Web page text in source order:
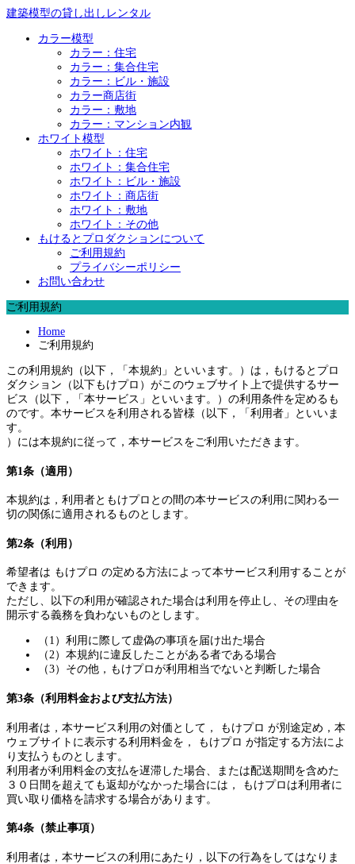
建築模型の貸し出しレンタル
カラー模型
カラー：住宅
カラー：集合住宅
カラー：ビル・施設
カラー商店街
カラー：敷地
カラー：マンション内観
ホワイト模型
ホワイト：住宅
ホワイト：集合住宅
ホワイト：ビル・施設
ホワイト：商店街
ホワイト：敷地
ホワイト：その他
もけるとプロダクションについて
ご利用規約
プライバシーポリシー
お問い合わせ
ご利用規約
Home
ご利用規約
この利用規約（以下，「本規約」といいます。）は，もけるとプロ
ダクション（以下もけプロ）がこのウェブサイト上で提供するサー
ビス（以下，「本サービス」といいます。）の利用条件を定めるも
のです。本サービスを利用される皆様（以下，「利用者」といいま
す。
）には本規約に従って，本サービスをご利用いただきます。
第1条（適用）
本規約は，利用者ともけプロとの間の本サービスの利用に関わる一
切の関係に適用されるものとします。
第2条（利用）
希望者は もけプロ の定める方法によって本サービス利用することが
できます。
ただし、以下の利用が確認された場合は利用を停止し、その理由を
開示する義務を負わないものとします。
（1）利用に際して虚偽の事項を届け出た場合
（2）本規約に違反したことがある者である場合
（3）その他，もけプロが利用相当でないと判断した場合
第3条（利用料金および支払方法）
利用者は，本サービス利用の対価として， もけプロ が別途定め，本
ウェブサイトに表示する利用料金を， もけプロ が指定する方法によ
り支払うものとします。
利用者が利用料金の支払を遅滞した場合、または配送期間を含めた
３０日間を超えても返却がなかった場合には， もけプロは利用者に
買い取り価格を請求する場合があります。
第4条（禁止事項）
利用者は，本サービスの利用にあたり，以下の行為をしてはなりま